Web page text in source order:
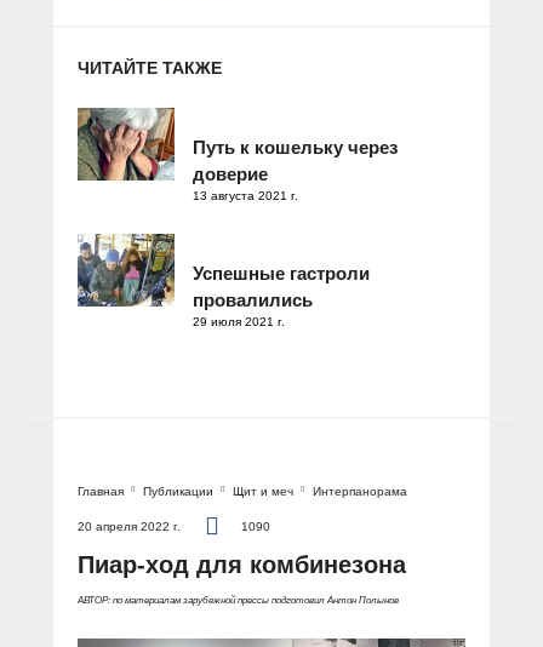
ЧИТАЙТЕ ТАКЖЕ
Путь к кошельку через
доверие
13 августа 2021 г.
Успешные гастроли
провалились
29 июля 2021 г.
Главная Публикации Щит и меч Интерпанорама
20 апреля 2022 г. 1090
Пиар-ход для комбинезона
АВТОР: по материалам зарубежной прессы подготовил Антон Полынов